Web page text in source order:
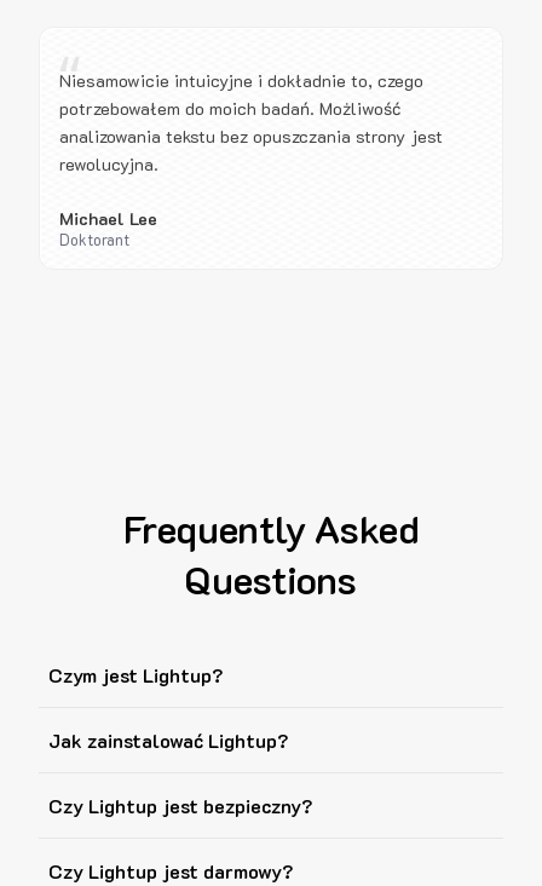
“
Niesamowicie intuicyjne i dokładnie to, czego
potrzebowałem do moich badań. Możliwość
analizowania tekstu bez opuszczania strony jest
rewolucyjna.
Michael Lee
Doktorant
Frequently Asked
Questions
Czym jest Lightup?
Jak zainstalować Lightup?
Czy Lightup jest bezpieczny?
Czy Lightup jest darmowy?